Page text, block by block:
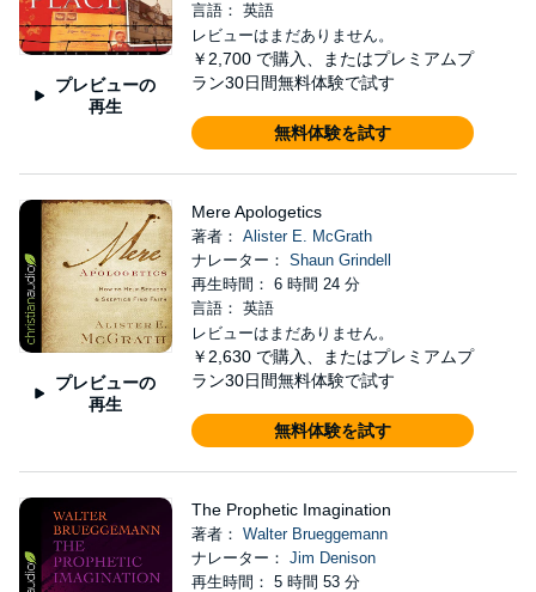
プレビューの
再生
言語： 英語
レビューはまだありません。
￥2,700 で購入、またはプレミアムプ
ラン30日間無料体験で試す
無料体験を試す
プレビューの
再生
Mere Apologetics
著者： Alister E. McGrath
ナレーター： Shaun Grindell
再生時間： 6 時間 24 分
言語： 英語
レビューはまだありません。
￥2,630 で購入、またはプレミアムプ
ラン30日間無料体験で試す
無料体験を試す
The Prophetic Imagination
著者： Walter Brueggemann
ナレーター： Jim Denison
再生時間： 5 時間 53 分